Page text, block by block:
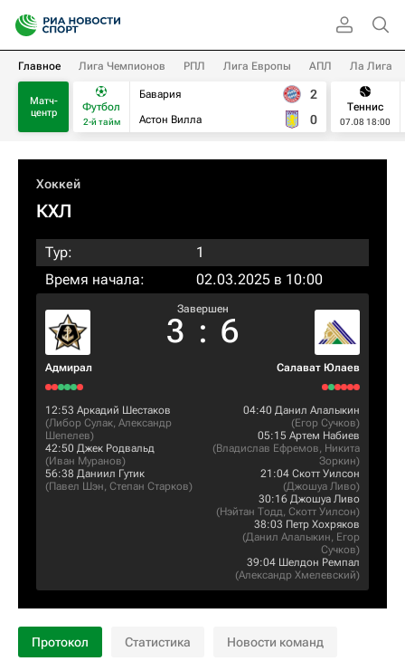
Главное Лига Чемпионов РПЛ Лига Европы АПЛ Ла Лига
Матч-
центр
Футбол
2-й тайм
Бавария
Астон Вилла
2
0
Теннис
07.08 18:00
Хоккей
КХЛ
Тур:
1
Время начала:
02.03.2025 в 10:00
Адмирал
Завершен
3 : 6
Салават Юлаев
12:53 Аркадий Шестаков
(Либор Сулак, Александр
Шепелев)
42:50 Джек Родвальд
(Иван Муранов)
56:38 Даниил Гутик
(Павел Шэн, Степан Старков)
04:40 Данил Алалыкин
(Егор Сучков)
05:15 Артем Набиев
(Владислав Ефремов, Никита
Зоркин)
21:04 Скотт Уилсон
(Джошуа Ливо)
30:16 Джошуа Ливо
(Нэйтан Тодд, Скотт Уилсон)
38:03 Петр Хохряков
(Данил Алалыкин, Егор
Сучков)
39:04 Шелдон Ремпал
(Александр Хмелевский)
Протокол Статистика Новости команд